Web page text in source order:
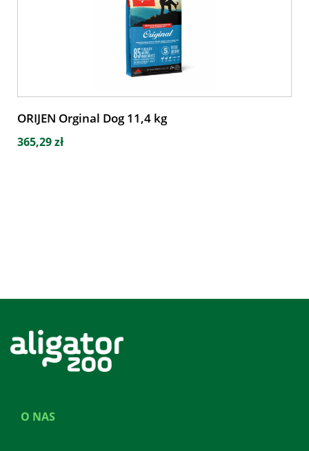
ORIJEN Orginal Dog 11,4 kg
365,29 zł
O NAS